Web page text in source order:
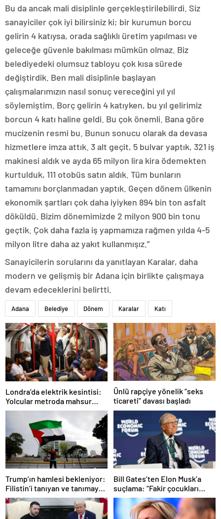
Bu da ancak mali disiplinle gerçekleştirilebilirdi. Siz
sanayiciler çok iyi bilirsiniz ki; bir kurumun borcu
gelirin 4 katıysa, orada sağlıklı üretim yapılması ve
geleceğe güvenle bakılması mümkün olmaz. Biz
belediyedeki olumsuz tabloyu çok kısa sürede
değiştirdik. Ben mali disiplinle başlayan
çalışmalarımızın nasıl sonuç vereceğini yıl yıl
söylemiştim. Borç gelirin 4 katıyken, bu yıl gelirimiz
borcun 4 katı haline geldi. Bu çok önemli. Bana göre
mucizenin resmi bu. Bunun sonucu olarak da devasa
hizmetlere imza attık. 3 alt geçit, 5 bulvar yaptık, 321 iş
makinesi aldık ve ayda 65 milyon lira kira ödemekten
kurtulduk, 111 otobüs satın aldık. Tüm bunların
tamamını borçlanmadan yaptık. Geçen dönem ülkenin
ekonomik şartları çok daha iyiyken 894 bin ton asfalt
döküldü. Bizim dönemimizde 2 milyon 900 bin tonu
geçtik. Çok daha fazla iş yapmamıza rağmen yılda 4-5
milyon litre daha az yakıt kullanmışız.”
Sanayicilerin sorularını da yanıtlayan Karalar, daha
modern ve gelişmiş bir Adana için birlikte çalışmaya
devam edeceklerini belirtti.
Adana Belediye Dönem Karalar Katı
Londra’da elektrik kesintisi:
Yolcular metroda mahsur
kaldı
Ünlü rapçiye yönelik “seks
ticareti” davası başladı
Trump’ın hamlesi bekleniyor:
Filistin’i tanıyan ve tanımayan
ülkeler hangileri?
Bill Gates’ten Elon Musk’a
suçlama: “Fakir çocukları
öldürdü”